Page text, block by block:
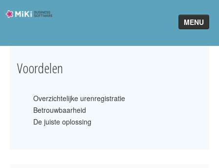
MENU
Software
MiKi2King
Software Online
Voordelen
Overzichtelijke urenregistratie
Betrouwbaarheid
De juiste oplossing